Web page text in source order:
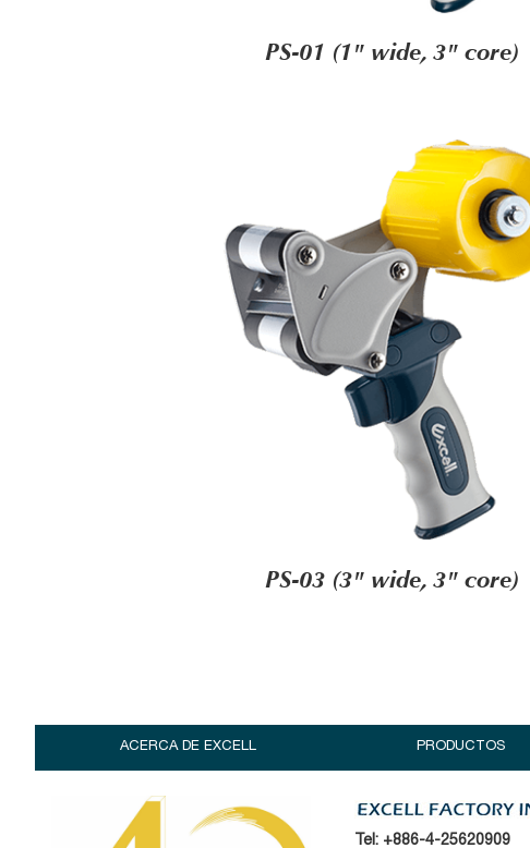
PS-01 (1" wide, 3" core)
PS-03 (3" wide, 3" core)
ACERCA DE EXCELL PRODUCTOS
Tel: +886-4-25620909